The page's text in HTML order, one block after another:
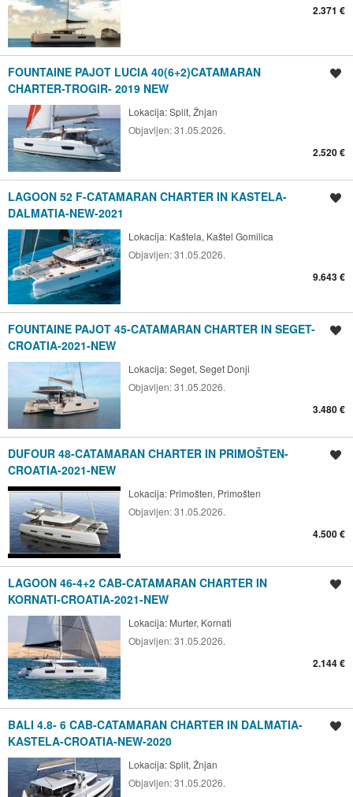
2.371 €
FOUNTAINE PAJOT LUCIA 40(6+2)CATAMARAN
CHARTER-TROGIR- 2019 NEW
Lokacija:Split, Žnjan
Objavljen:31.05.2026.
2.520 €
LAGOON 52 F-CATAMARAN CHARTER IN KASTELA-
DALMATIA-NEW-2021
Lokacija: Kaštela, Kaštel Gomilica
Objavljen:31.05.2026.
9.643 €
FOUNTAINE PAJOT 45-CATAMARAN CHARTER IN SEGET-
CROATIA-2021-NEW
Lokacija:Seget, Seget Donji
Objavljen:31.05.2026.
3.480 €
DUFOUR 48-CATAMARAN CHARTER IN PRIMOŠTEN-
CROATIA-2021-NEW
Lokacija: Primošten, Primošten
Objavljen:31.05.2026.
4.500 €
LAGOON 46-4+2 CAB-CATAMARAN CHARTER IN
KORNATI-CROATIA-2021-NEW
Lokacija: Murter, Kornati
Objavljen:31.05.2026.
2.144 €
BALI 4.8- 6 CAB-CATAMARAN CHARTER IN DALMATIA-
KASTELA-CROATIA-NEW-2020
Lokacija:Split, Žnjan
Objavljen:31.05.2026.